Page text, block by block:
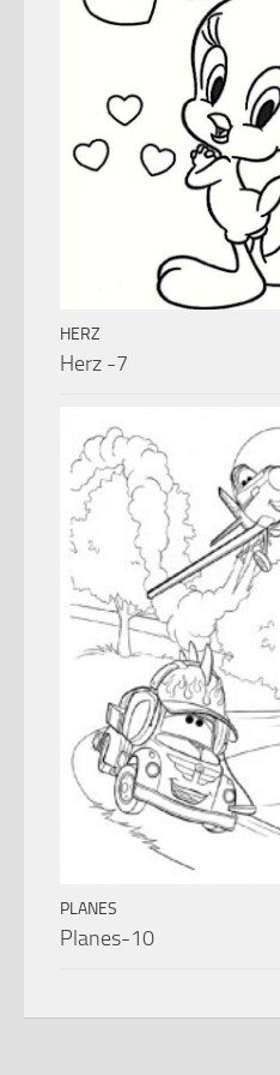
HERZ
Herz -7
PLANES
Planes-10